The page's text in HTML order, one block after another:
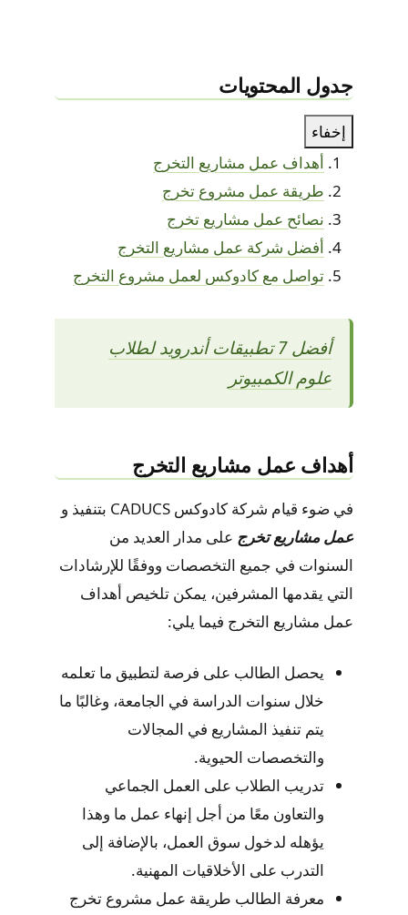
جدول المحتويات
إخفاء
أهداف عمل مشاريع التخرج
طريقة عمل مشروع تخرج
نصائح عمل مشاريع تخرج
أفضل شركة عمل مشاريع التخرج
تواصل مع كادوكس لعمل مشروع التخرج
أفضل 7 تطبيقات أندرويد لطلاب
علوم الكمبيوتر
أهداف عمل مشاريع التخرج
في ضوء قيام شركة كادوكس CADUCS بتنفيذ و
عمل مشاريع تخرج على مدار العديد من
السنوات في جميع التخصصات ووفقًا للإرشادات
التي يقدمها المشرفين، يمكن تلخيص أهداف
عمل مشاريع التخرج فيما يلي:
يحصل الطالب على فرصة لتطبيق ما تعلمه
خلال سنوات الدراسة في الجامعة، وغالبًا ما
يتم تنفيذ المشاريع في المجالات
والتخصصات الحيوية.
تدريب الطلاب على العمل الجماعي
والتعاون معًا من أجل إنهاء عمل ما وهذا
يؤهله لدخول سوق العمل، بالإضافة إلى
التدرب على الأخلاقيات المهنية.
معرفة الطالب طريقة عمل مشروع تخرج